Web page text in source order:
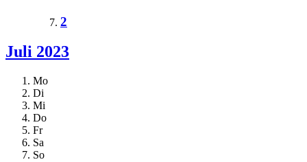
2
Juli 2023
Mo
Di
Mi
Do
Fr
Sa
So